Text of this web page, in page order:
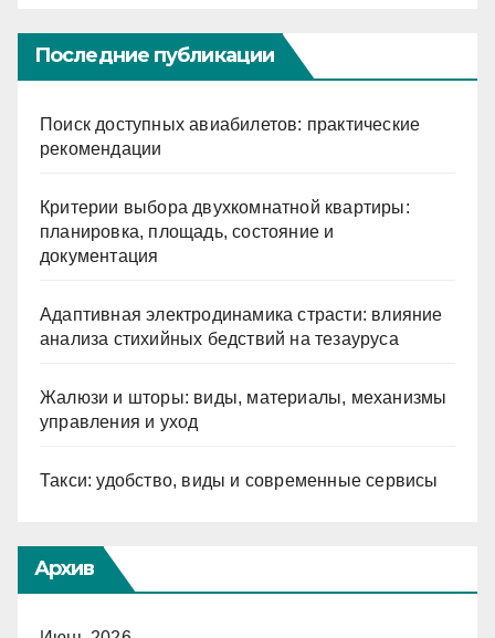
Последние публикации
Поиск доступных авиабилетов: практические
рекомендации
Критерии выбора двухкомнатной квартиры:
планировка, площадь, состояние и
документация
Адаптивная электродинамика страсти: влияние
анализа стихийных бедствий на тезауруса
Жалюзи и шторы: виды, материалы, механизмы
управления и уход
Такси: удобство, виды и современные сервисы
Архив